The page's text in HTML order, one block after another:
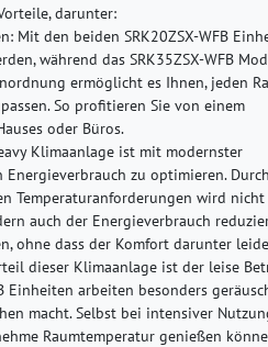
darunter:
Mit den beiden SRK20ZSX-WFB
während das SRK35ZSX-WFB
ermöglicht es Ihnen, jeden
So profitieren Sie von einem
oder Büros.
Klimaanlage ist mit modernster
zu optimieren.
Temperaturanforderungen wird
auch der Energieverbrauch
ohne dass der Komfort darunter
dieser Klimaanlage ist der leise
Einheiten arbeiten besonders
macht. Selbst bei intensiver
Raumtemperatur genießen